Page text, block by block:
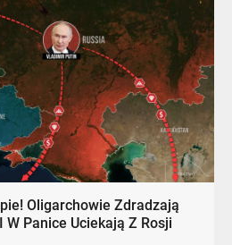
Oligarchowie Zdradzają
W Panice Uciekają Z Rosji